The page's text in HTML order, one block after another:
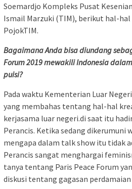
Soemardjo Kompleks Pusat
Ismail Marzuki (TIM), berikut hal-
PojokTIM.
Bagaimana Anda bisa diundang
Forum 2019 mewakili Indonesia
puisi?
Pada waktu Kementerian Luar
yang membahas tentang hal-hal
kerjasama luar negeri.di saat itu
Perancis. Ketika sedang dikerumuni
mengapa dalam talk show itu tidak
Perancis sangat menghargai
tanya tentang Paris Peace Forum
diskusi tentang gagasan